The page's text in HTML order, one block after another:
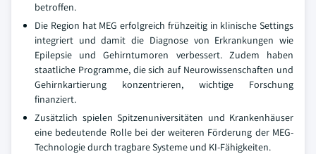
betroffen.
Die Region hat MEG erfolgreich frühzeitig in klinische Settings
integriert und damit die Diagnose von Erkrankungen wie
Epilepsie und Gehirntumoren verbessert. Zudem haben
staatliche Programme, die sich auf Neurowissenschaften und
Gehirnkartierung konzentrieren, wichtige Forschung
finanziert.
Zusätzlich spielen Spitzenuniversitäten und Krankenhäuser
eine bedeutende Rolle bei der weiteren Förderung der MEG-
Technologie durch tragbare Systeme und KI-Fähigkeiten.